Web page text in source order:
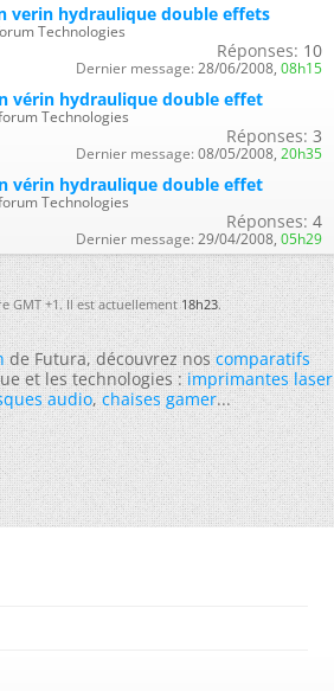
verin hydraulique double effets
Technologies
Réponses: 10
Dernier message: 28/06/2008, 08h15
vérin hydraulique double effet
Technologies
Réponses: 3
Dernier message: 08/05/2008, 20h35
vérin hydraulique double effet
Technologies
Réponses: 4
Dernier message: 29/04/2008, 05h29
GMT +1. Il est actuellement18h23.
de Futura, découvrez noscomparatifs
et les technologies :imprimantes laser
audio,chaises gamer...